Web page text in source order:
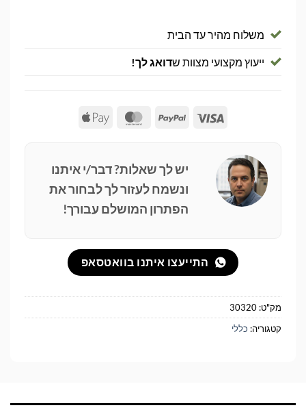
משלוח מהיר עד הבית
ייעוץ מקצועי מצוות שדואג לך!
Visa
PayPal
MasterCard
Apple
יש לך שאלות? דבר/י איתנו
ונשמח לעזור לך לבחור את
הפתרון המושלם עבורך!
התייעצו איתנו בוואטסאפ
מק"ט: 30320
קטגוריה: כללי